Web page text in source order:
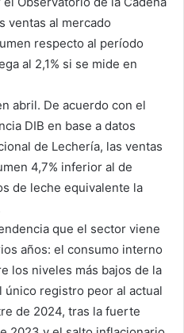
ventas al mercado
respecto al período
al 2,1% si se mide en
abril. De acuerdo con el
DIB en base a datos
de Lechería, las ventas
4,7% inferior al de
de leche equivalente la
que el sector viene
años: el consumo interno
los niveles más bajos de la
registro peor al actual
de 2024, tras la fuerte